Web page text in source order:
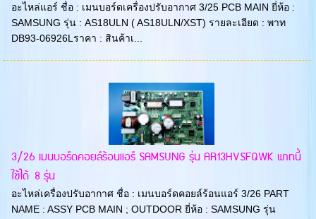
อะไหล่แอร์ ชื่อ : เมนบอร์ดเครื่องปรับอากาศ 3/25 PCB MAIN ยี่ห้อ :
SAMSUNG รุ่น : AS18ULN ( AS18ULN/XST) รายละเอียด : พาท
DB93-06926Lราคา : สินค้าเ...
3/26 เมนบอร์ดคอยล์ร้อนแอร์ SAMSUNG รุ่น AR13HVSFQWK พาทนี้
ใช้ได้ 8 รุ่น
อะไหล่เครื่องปรับอากาศ ชื่อ : เมนบอร์ดคอยล์ร้อนแอร์ 3/26 PART
NAME : ASSY PCB MAIN ; OUTDOOR ยี่ห้อ : SAMSUNG รุ่น